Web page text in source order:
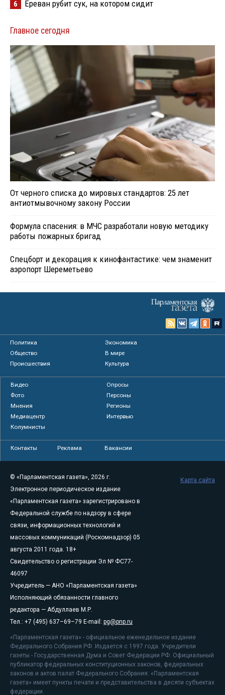
6 Ереван рубит сук, на котором сидит
Главное сегодня
От черного списка до мировых стандартов: 25 лет
антиотмывочному закону России
Формула спасения: в МЧС разработали новую методику
работы пожарных бригад
Спецборт и декорация к кинофантастике: чем знаменит
аэропорт Шереметьево
Политика
Экономика
Общество
В мире
Происшествия
Культура
Видео
Опросы
Фото
Персоны
Мнения
Регионы
Медиацентр
Интервью
Колумнисты
Контакты Реклама Вакансии
© «Парламентская газета», 2026 г.
Электронное периодическое издание
«Парламентская газета» зарегистрировано в
Федеральной службе по надзору в сфере
связи, информационных технологий и
массовых коммуникаций (Роскомнадзор) 05
августа 2011 года. 18+
Свидетельство о регистрации Эл № ФС77-
46097
Учредитель — АНО «Парламентская газета»
Исполняющий обязанности главного
редактора — Абдуллаев М.Р.
Тел.: +7 (495) 637–69–79 E-mail: pg@pnp.ru
«Парламентская газета» - официальное еженедельное издание
Федерального Собрания РФ. Издается с 1997 года. Учредители
газеты - Государственная Дума и Совет Федерации РФ. Официальный
публикатор федеральных конституционных законов, федеральных
законов и актов палат Федерального Собрания. «Парламентская
газета» имеет пункты печати и представительства в десяти субъектах
федерации.
Карта сайта